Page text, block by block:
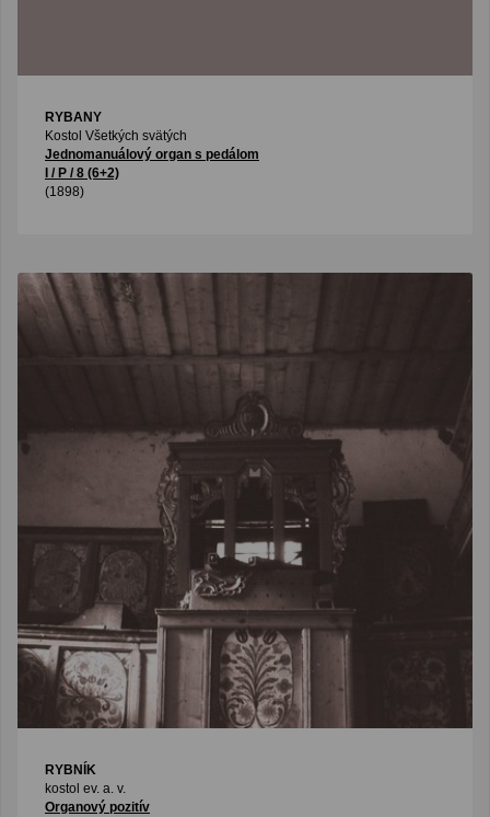
RYBANY
Kostol Všetkých svätých
Jednomanuálový organ s pedálom
I / P / 8 (6+2)
(1898)
RYBNÍK
kostol ev. a. v.
Organový pozitív